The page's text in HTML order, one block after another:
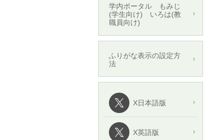
学内ポータル もみじ
(学生向け) いろは(教
職員向け)
ふりがな表示の設定方
法
X日本語版
X英語版